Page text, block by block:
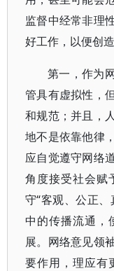
监督中经常非理
好工作，以便创
第一，作为
管具有虚拟性，
和规范；并且，
地不是依靠他律
应自觉遵守网络
角度接受社会赋
守“客观、公正
中的传播流通，
展。网络意见领
要作用，理应有